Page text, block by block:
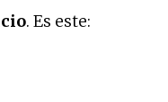
. Es este: